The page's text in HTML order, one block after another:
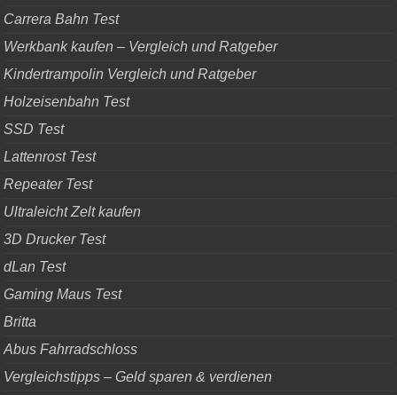
Carrera Bahn Test
Werkbank kaufen – Vergleich und Ratgeber
Kindertrampolin Vergleich und Ratgeber
Holzeisenbahn Test
SSD Test
Lattenrost Test
Repeater Test
Ultraleicht Zelt kaufen
3D Drucker Test
dLan Test
Gaming Maus Test
Britta
Abus Fahrradschloss
Vergleichstipps – Geld sparen & verdienen